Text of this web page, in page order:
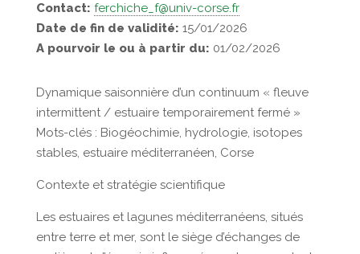
Contact: ferchiche_f@univ-corse.fr
Date de fin de validité: 15/01/2026
A pourvoir le ou à partir du: 01/02/2026
Dynamique saisonnière d’un continuum « fleuve
intermittent / estuaire temporairement fermé »
Mots-clés : Biogéochimie, hydrologie, isotopes
stables, estuaire méditerranéen, Corse
Contexte et stratégie scientifique
Les estuaires et lagunes méditerranéens, situés
entre terre et mer, sont le siège d’échanges de